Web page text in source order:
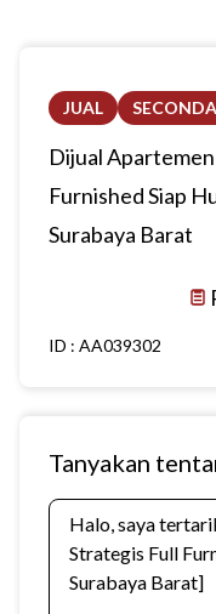
JUAL
Dijual
Furnished Siap
Surabaya Barat
ID : AA039302
Tanyakan